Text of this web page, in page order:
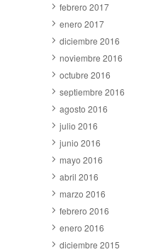
febrero 2017
enero 2017
diciembre 2016
noviembre 2016
octubre 2016
septiembre 2016
agosto 2016
julio 2016
junio 2016
mayo 2016
abril 2016
marzo 2016
febrero 2016
enero 2016
diciembre 2015